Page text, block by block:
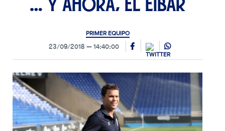
… Y ahora, el Éibar
PRIMER EQUIPO
23/09/2018 14:40:00